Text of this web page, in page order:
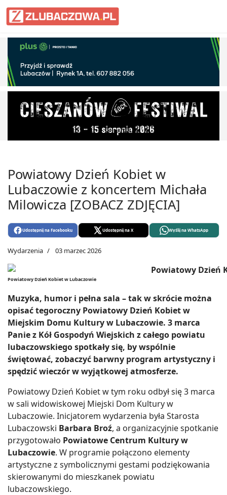
Informacje Lubaczów, powiat
Powiatowy Dzień Kobiet w
Lubaczowie z koncertem Michała
Milowicza [ZOBACZ ZDJĘCIA]
Udostępnij na Facebooku Udostępnij na X Wyślij na WhatsApp
Wydarzenia 03 marzec 2026
Powiatowy Dzień Kobiet w Lubaczowie
Muzyka, humor i pełna sala – tak w skrócie można
opisać tegoroczny Powiatowy Dzień Kobiet w
Miejskim Domu Kultury w Lubaczowie. 3 marca
Panie z Kół Gospodyń Wiejskich z całego powiatu
lubaczowskiego spotkały się, by wspólnie
świętować, zobaczyć barwny program artystyczny i
spędzić wieczór w wyjątkowej atmosferze.
Powiatowy Dzień Kobiet w tym roku odbył się 3 marca
w sali widowiskowej Miejski Dom Kultury w
Lubaczowie. Inicjatorem wydarzenia była Starosta
Lubaczowski Barbara Broź, a organizacyjnie spotkanie
przygotowało Powiatowe Centrum Kultury w
Lubaczowie. W programie połączono elementy
artystyczne z symbolicznymi gestami podziękowania
skierowanymi do mieszkanek powiatu
lubaczowskiego.